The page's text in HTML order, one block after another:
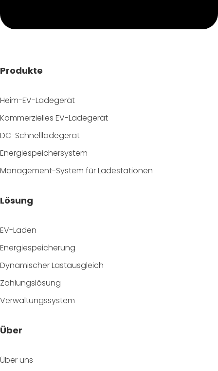
Produkte
Heim-EV-Ladegerät
Kommerzielles EV-Ladegerät
DC-Schnellladegerät
Energiespeichersystem
Management-System für Ladestationen
Lösung
EV-Laden
Energiespeicherung
Dynamischer Lastausgleich
Zahlungslösung
Verwaltungssystem
Über
Über uns